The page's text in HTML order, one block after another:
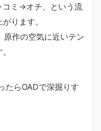
ミ→オチ、という流
ります。
原作の空気に近いテン
たらOADで深掘りす